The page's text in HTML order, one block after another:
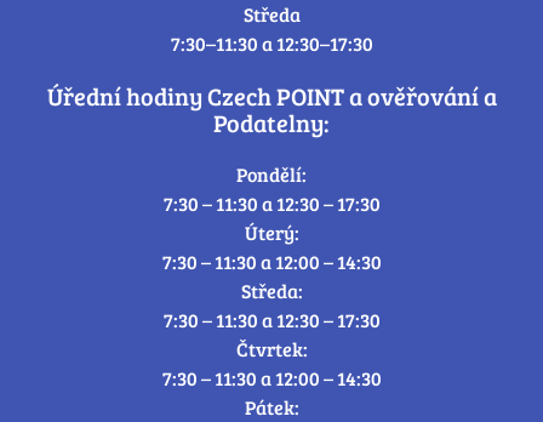
Středa
7:30–11:30 a 12:30–17:30
Úřední hodiny Czech POINT a ověřování a
Podatelny:
Pondělí:
7:30 – 11:30 a 12:30 – 17:30
Úterý:
7:30 – 11:30 a 12:00 – 14:30
Středa:
7:30 – 11:30 a 12:30 – 17:30
Čtvrtek:
7:30 – 11:30 a 12:00 – 14:30
Pátek: